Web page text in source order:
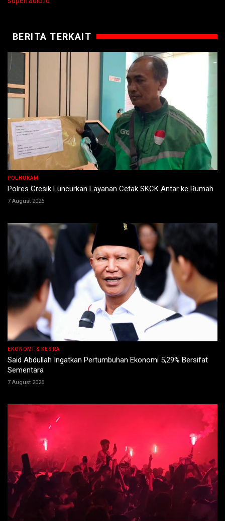
BERITA TERKAIT
POLHUKAM
Polres Gresik Luncurkan Layanan Cetak SKCK Antar ke Rumah
7 August 2026
EKONOMI & KESRA
Said Abdullah Ingatkan Pertumbuhan Ekonomi 5,29% Bersifat
Sementara
7 August 2026